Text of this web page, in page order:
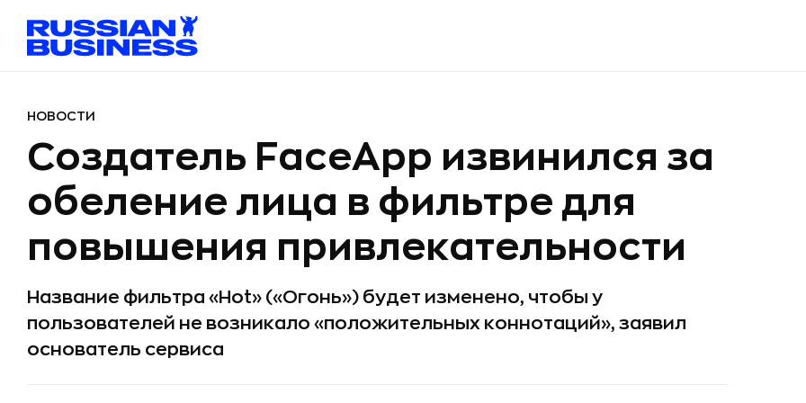
НОВОСТИ
Создатель FaceApp извинился за
обеление лица в фильтре для
повышения привлекательности
Название фильтра «Hot» («Огонь») будет изменено, чтобы у
пользователей не возникало «положительных коннотаций», заявил
основатель сервиса